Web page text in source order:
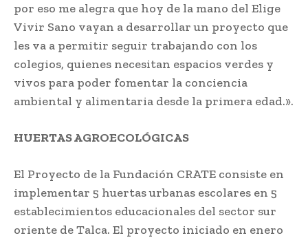
por eso me alegra que hoy de la mano del Elige
Vivir Sano vayan a desarrollar un proyecto que
les va a permitir seguir trabajando con los
colegios, quienes necesitan espacios verdes y
vivos para poder fomentar la conciencia
ambiental y alimentaria desde la primera edad.».
HUERTAS AGROECOLÓGICAS
El Proyecto de la Fundación CRATE consiste en
implementar 5 huertas urbanas escolares en 5
establecimientos educacionales del sector sur
oriente de Talca. El proyecto iniciado en enero